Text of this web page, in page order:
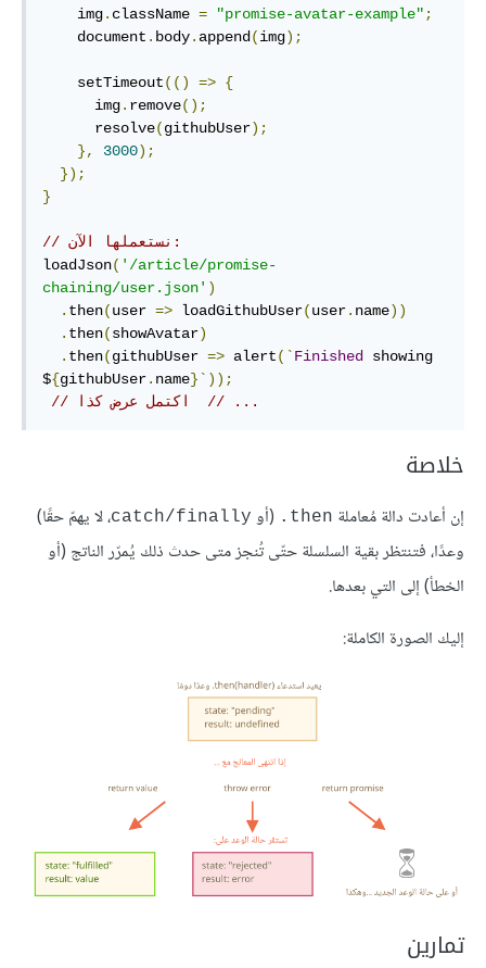
    img
. className = "promise-avatar-example" ;
    document
. body. append (img);
    setTimeout
(() => {
      img
. remove();
      resolve
(githubUser);
},
3000);
});
}
// نستعملها الآن:
loadJson( '/article/promise-
chaining/user.json' )
. then(user => loadGithubUser(user. name))
. then(showAvatar)
. then(githubUser => alert(`Finished
showing
${githubUser. name}`));
// اكتمل عرض كذا  // ...
خلاصة
إن أعادت دالة مُعاملة ‎.then (أو catch/finally، لا يهمّ حقًا)
وعدًا، فتنتظر بقية السلسلة حتّى تُنجز متى حدث ذلك يُمرّر الناتج (أو
الخطأ) إلى التي بعدها.
إليك الصورة الكاملة:
تمارين